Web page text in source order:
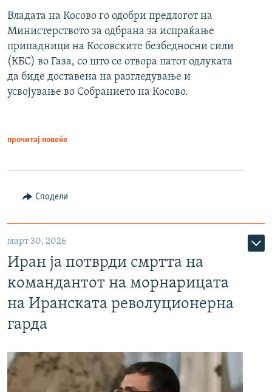
Владата на Косово го одобри предлогот на
Министерството за одбрана за испраќање
припадници на Косовските безбедносни сили
(КБС) во Газа, со што се отвора патот одлуката
да биде доставена на разгледување и
усвојување во Собранието на Косово.
прочитај повеќе
Сподели
март 30, 2026
Иран ја потврди смртта на
командантот на морнарицата
на Иранската револуционерна
гарда